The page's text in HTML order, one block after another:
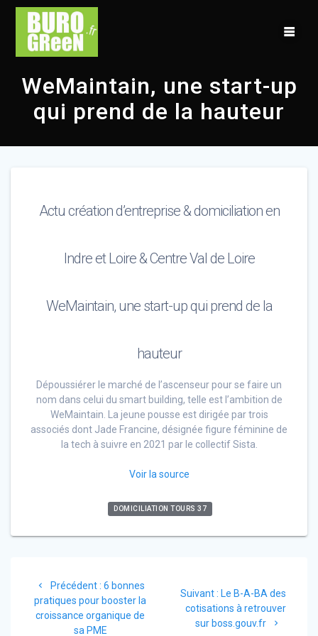
WeMaintain, une start-up
qui prend de la hauteur
Actu création d’entreprise & domiciliation en
Indre et Loire & Centre Val de Loire
WeMaintain, une start-up qui prend de la
hauteur
Dépoussiérer le marché de l’ascenseur pour se faire un
nom dans celui du smart building, telle est l’ambition de
WeMaintain. La jeune pousse est dirigée par trois
associés dont Jade Francine, désignée figure féminine de
la tech à suivre en 2021 par le collectif Sista.
Voir la source
DOMICILIATION TOURS 37
de
Précédent : Article
précédent
:
6 bonnes
pratiques pour booster la
croissance organique de
sa PME
Suivant : Article
suivant
:
Le B-A-BA des
cotisations à retrouver
sur boss.gouv.fr